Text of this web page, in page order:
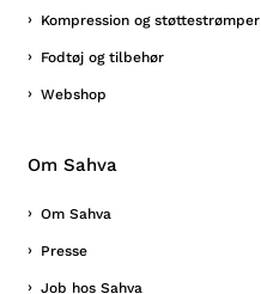
Kompression og støttestrømper
Fodtøj og tilbehør
Webshop
Om Sahva
Om Sahva
Presse
Job hos Sahva